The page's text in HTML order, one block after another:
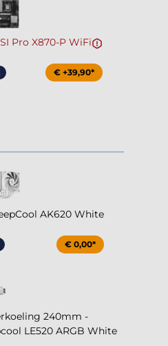
Pro X870-P WiFi
€ +39,90*
AK620 White
€ 0,00*
240mm -
LE520 ARGB White